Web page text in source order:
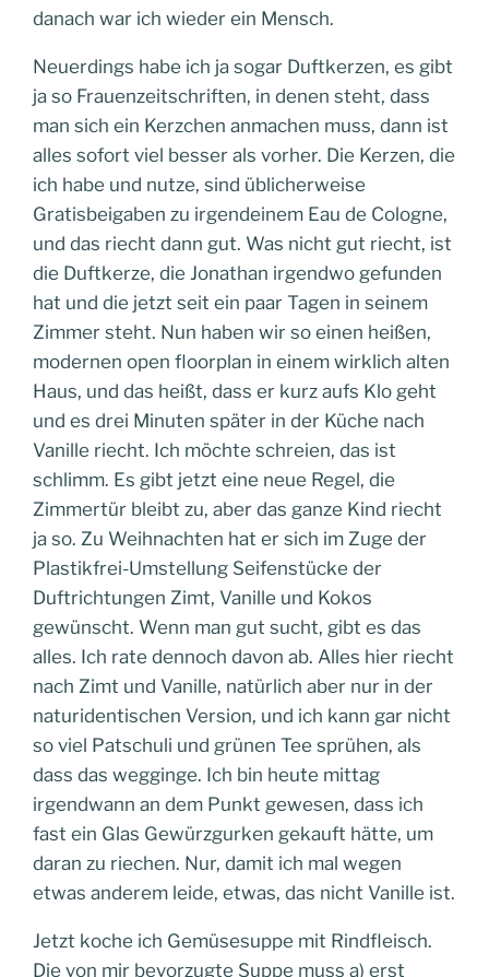
danach war ich wieder ein Mensch.
Neuerdings habe ich ja sogar Duftkerzen, es gibt
ja so Frauenzeitschriften, in denen steht, dass
man sich ein Kerzchen anmachen muss, dann ist
alles sofort viel besser als vorher. Die Kerzen, die
ich habe und nutze, sind üblicherweise
Gratisbeigaben zu irgendeinem Eau de Cologne,
und das riecht dann gut. Was nicht gut riecht, ist
die Duftkerze, die Jonathan irgendwo gefunden
hat und die jetzt seit ein paar Tagen in seinem
Zimmer steht. Nun haben wir so einen heißen,
modernen open floorplan in einem wirklich alten
Haus, und das heißt, dass er kurz aufs Klo geht
und es drei Minuten später in der Küche nach
Vanille riecht. Ich möchte schreien, das ist
schlimm. Es gibt jetzt eine neue Regel, die
Zimmertür bleibt zu, aber das ganze Kind riecht
ja so. Zu Weihnachten hat er sich im Zuge der
Plastikfrei-Umstellung Seifenstücke der
Duftrichtungen Zimt, Vanille und Kokos
gewünscht. Wenn man gut sucht, gibt es das
alles. Ich rate dennoch davon ab. Alles hier riecht
nach Zimt und Vanille, natürlich aber nur in der
naturidentischen Version, und ich kann gar nicht
so viel Patschuli und grünen Tee sprühen, als
dass das wegginge. Ich bin heute mittag
irgendwann an dem Punkt gewesen, dass ich
fast ein Glas Gewürzgurken gekauft hätte, um
daran zu riechen. Nur, damit ich mal wegen
etwas anderem leide, etwas, das nicht Vanille ist.
Jetzt koche ich Gemüsesuppe mit Rindfleisch.
Die von mir bevorzugte Suppe muss a) erst